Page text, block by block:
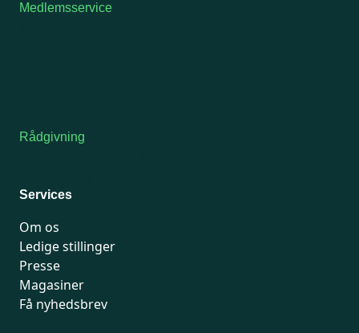
Medlemsservice
Rådgivning
Services
Om os
Ledige stillinger
Presse
Magasiner
Få nyhedsbrev